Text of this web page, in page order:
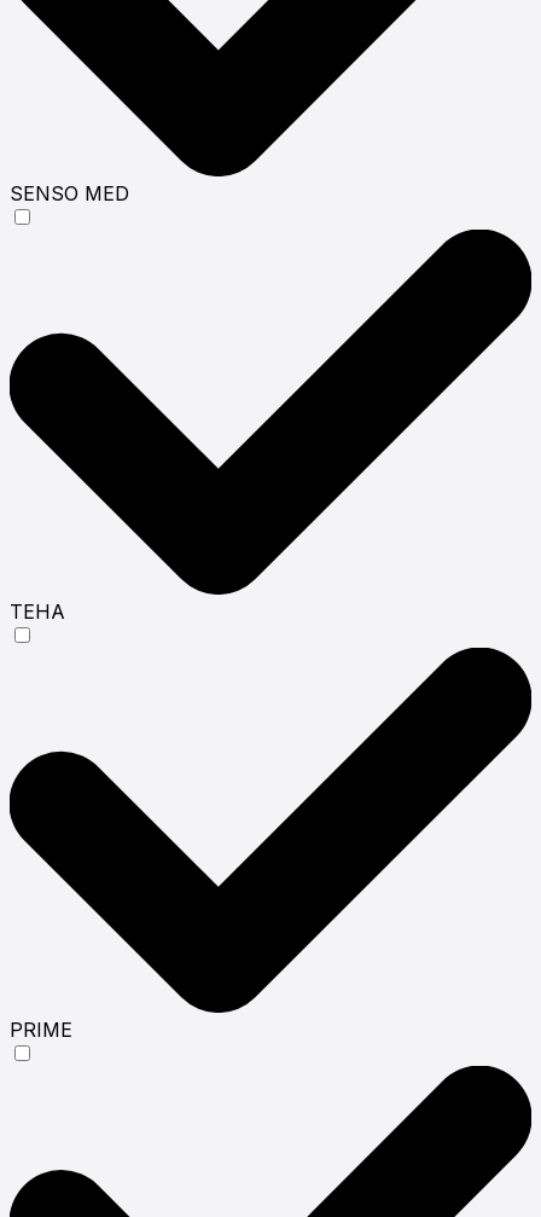
SENSO MED
ТЕНА
PRIME